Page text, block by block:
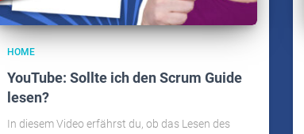
HOME
YouTube: Sollte ich den Scrum Guide
lesen?
In diesem Video erfährst du, ob das Lesen des